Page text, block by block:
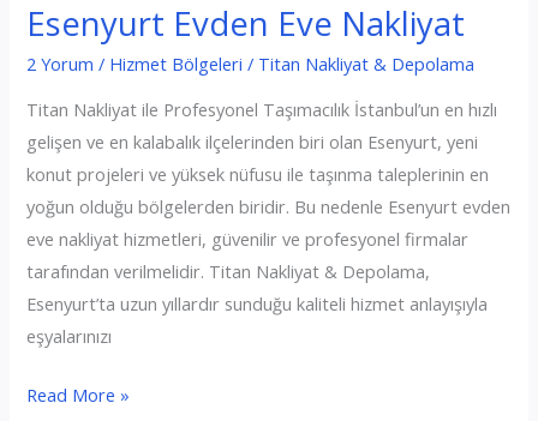
Esenyurt Evden Eve Nakliyat
2 Yorum / Hizmet Bölgeleri / Titan Nakliyat & Depolama
Titan Nakliyat ile Profesyonel Taşımacılık İstanbul’un en hızlı
gelişen ve en kalabalık ilçelerinden biri olan Esenyurt, yeni
konut projeleri ve yüksek nüfusu ile taşınma taleplerinin en
yoğun olduğu bölgelerden biridir. Bu nedenle Esenyurt evden
eve nakliyat hizmetleri, güvenilir ve profesyonel firmalar
tarafından verilmelidir. Titan Nakliyat & Depolama,
Esenyurt’ta uzun yıllardır sunduğu kaliteli hizmet anlayışıyla
eşyalarınızı
Esenyurt
Read More »